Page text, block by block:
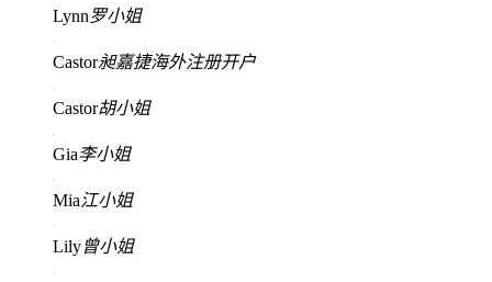
Lynn罗小姐
Castor昶嘉捷海外注册开户
Castor胡小姐
Gia李小姐
Mia江小姐
Lily曾小姐